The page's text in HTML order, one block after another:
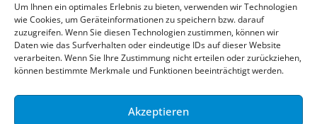
Um Ihnen ein optimales Erlebnis zu bieten, verwenden wir Technologien
wie Cookies, um Geräteinformationen zu speichern bzw. darauf
zuzugreifen. Wenn Sie diesen Technologien zustimmen, können wir
Daten wie das Surfverhalten oder eindeutige IDs auf dieser Website
verarbeiten. Wenn Sie Ihre Zustimmung nicht erteilen oder zurückziehen,
können bestimmte Merkmale und Funktionen beeinträchtigt werden.
Akzeptieren
Bewerben Frauenfeld
Stellenmeldung Frauenfeld
© 2026 Stellenpartner AG